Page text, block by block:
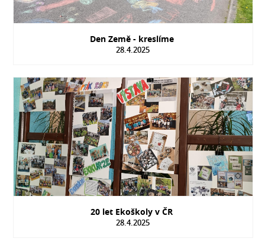
Den Země - kreslíme
28.4.2025
20 let Ekoškoly v ČR
28.4.2025